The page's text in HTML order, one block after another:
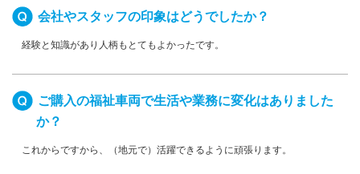
会社やスタッフの印象はどうでしたか？
経験と知識があり人柄もとてもよかったです。
ご購入の福祉車両で生活や業務に変化はありました
か？
これからですから、（地元で）活躍できるように頑張ります。